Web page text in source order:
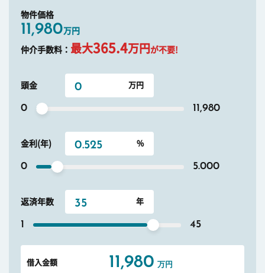
物件価格
11,980万円
仲介手数料： 最大365.4万円 が不要!
頭金
0 11,980
金利(年)
0 5.000
返済年数
1 45
借入金額 11,980 万円